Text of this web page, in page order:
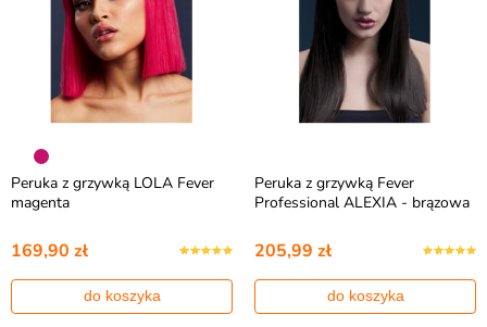
Peruka z grzywką LOLA Fever
magenta
169,90 zł
do koszyka
Peruka z grzywką Fever
Professional ALEXIA - brązowa
205,99 zł
do koszyka